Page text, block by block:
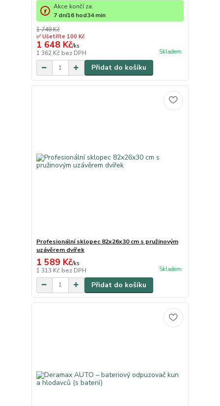
1 748 Kč
✅ Ušetříte 100 Kč
1 648 Kč/ks
1 362 Kč bez DPH Skladem
Akce končí za:
7 dní16 hod34min
Přidat do košíku
Profesionální sklopec 82x26x30 cm s pružinovým
uzávěrem dvířek
1 589 Kč/ks
1 313 Kč bez DPH Skladem
Přidat do košíku